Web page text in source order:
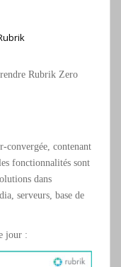
Rubrik Zero
convergée, contenant
fonctionnalités sont
dans
serveurs, base de
jour :